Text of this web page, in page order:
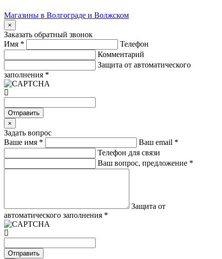
Магазины в Волгограде и Волжском
×
Заказать обратный звонок
Имя *
Телефон
Комментарий
Защита от автоматического
заполнения *
Отправить
×
Задать вопрос
Ваше имя * Ваш email *
Телефон для связи
Ваш вопрос, предложение *
Защита от
автоматического заполнения *
Отправить